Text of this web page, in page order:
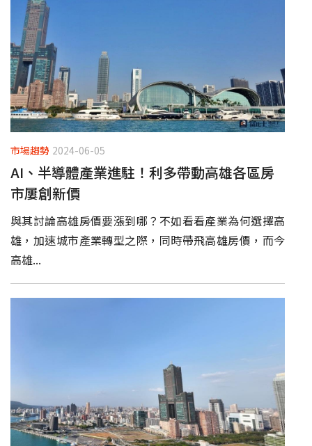
市場趨勢 2024-06-05
AI、半導體產業進駐！利多帶動高雄各區房
市屢創新價
與其討論高雄房價要漲到哪？不如看看產業為何選擇高
雄，加速城市產業轉型之際，同時帶飛高雄房價，而今
高雄...